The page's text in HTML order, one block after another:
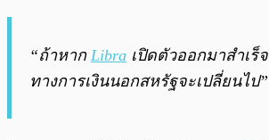
“ถ้าหาก Libra เปิดตัวออกมาสำเร็
ทางการเงินนอกสหรัฐจะเปลี่ยนไป”